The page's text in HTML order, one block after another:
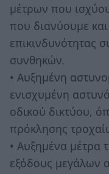
μέτρων που
που διανύουμε και
επικινδυνότητας
συνθηκών.
• Αυξημένη
ενισχυμένη
οδικού δικτύου,
πρόκλησης
• Αυξημένα μέτρα
εξόδους μεγάλων